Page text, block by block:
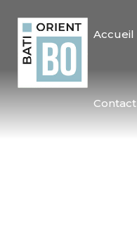
Accueil
Contact